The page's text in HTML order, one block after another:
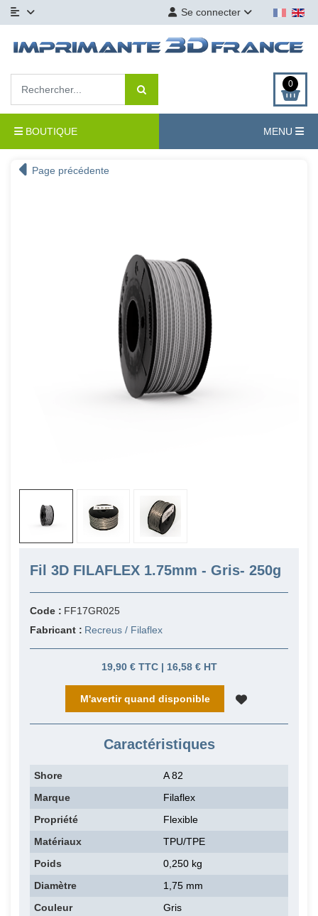
Se connecter
0
BOUTIQUE MENU
Page précédente
Fil 3D FILAFLEX 1.75mm - Gris- 250g
Code : FF17GR025
Fabricant : Recreus / Filaflex
19,90 € TTC | 16,58 € HT
M'avertir quand disponible
Caractéristiques
Shore
A 82
Marque
Filaflex
Propriété
Flexible
Matériaux
TPU/TPE
Poids
0,250 kg
Diamètre
1,75 mm
Couleur
Gris